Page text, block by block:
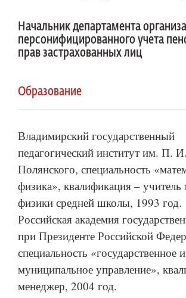
Начальник департамента
персонифицированного учета
прав застрахованных лиц
Образование
Владимирский государственный
педагогический институт им. П.
Полянского, специальность
физика», квалификация – учитель
физики средней школы, 1993 год.
Российская академия
при Президенте Российской
специальность «государственное и
муниципальное управление»,
менеджер, 2004 год.